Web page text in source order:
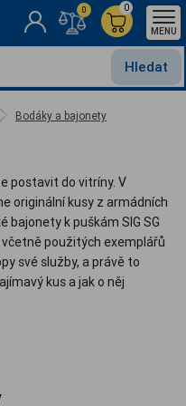
Hledat
0
0
MENU
Bodáky a bajonety
postavit do vitríny. V
originální kusy z armádních
bajonety k puškám SIG SG
použitých exemplářů
své služby, a právě to
kus a jak o něj